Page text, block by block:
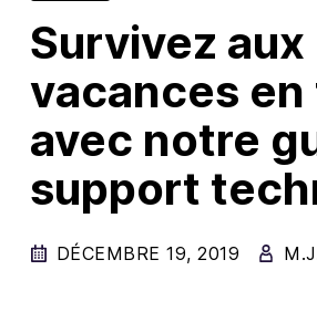
Deep Dives
Firefox
Privacy & Security
Firefox Features
Tips and Tricks
Survivez aux
vacances en
avec notre
support
DÉCEMBRE 19, 2019